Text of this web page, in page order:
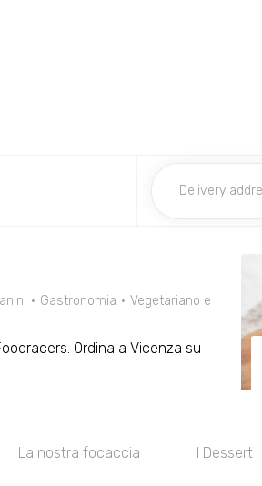
Gastronomia
Vegetariano e
Ordina a Vicenza su
La nostra focaccia I Dessert